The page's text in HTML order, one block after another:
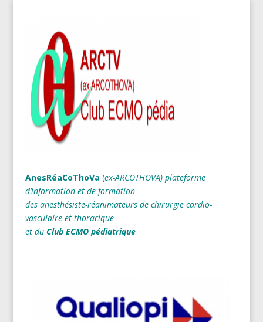
AnesRéaCoThoVa (ex-ARCOTHOVA) plateforme
d’information et de formation
des anesthésiste-réanimateurs de chirurgie cardio-
vasculaire et thoracique
et du Club ECMO pédiatrique